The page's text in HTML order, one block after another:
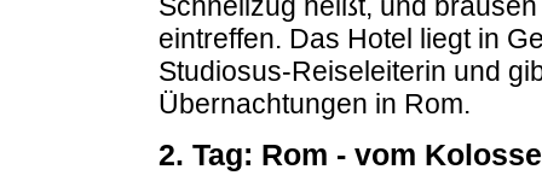
eintreffen. Das Hotel liegt in
Studiosus-Reiseleiterin und
Übernachtungen in Rom.
2. Tag: Rom - vom